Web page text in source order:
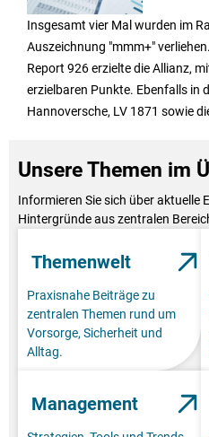
Insgesamt vier Mal wurden im
Auszeichnung "mmm+"
Report 926 erzielte die Allianz,
erzielbaren Punkte. Ebenfalls in
Hannoversche, LV 1871 sowie
Unsere Themen im
Informieren Sie sich über aktuelle
Hintergründe aus zentralen
Themenwelt
Praxisnahe Beiträge zu
zentralen Themen rund um
Vorsorge, Sicherheit und
Alltag.
Management